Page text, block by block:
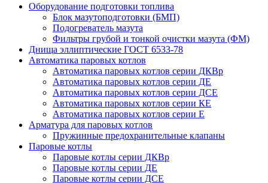
Оборудование подготовки топлива
Блок мазутоподготовки (БМП)
Подогреватель мазута
Фильтры грубой и тонкой очистки мазута (ФМ)
Днища эллиптические ГОСТ 6533-78
Автоматика паровых котлов
Автоматика паровых котлов серии ДКВр
Автоматика паровых котлов серии ДЕ
Автоматика паровых котлов серии ДСЕ
Автоматика паровых котлов серии КЕ
Автоматика паровых котлов серии Е
Арматура для паровых котлов
Пружинные предохранительные клапаны
Паровые котлы
Паровые котлы серии ДКВр
Паровые котлы серии ДЕ
Паровые котлы серии ДСЕ